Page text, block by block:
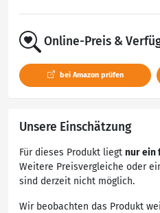
Online-Preis &
bei Amazon prüfen
Unsere Einschätzung
Für dieses Produkt liegt nur ein
Weitere Preisvergleiche oder
sind derzeit nicht möglich.
Wir beobachten das Produkt